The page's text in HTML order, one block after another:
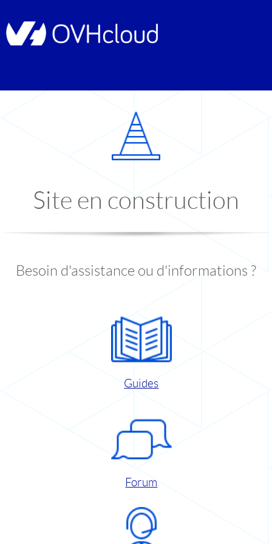
Site en construction
Besoin d'assistance ou d'informations ?
Guides
Forum